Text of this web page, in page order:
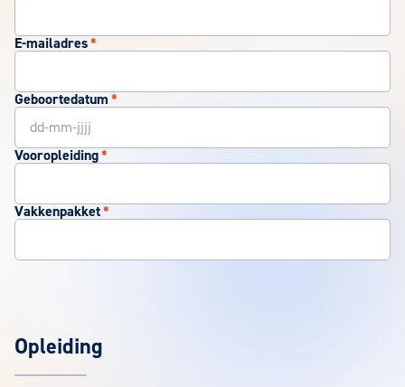
E-mailadres*
Geboortedatum *
Vooropleiding*
Vakkenpakket*
Opleiding